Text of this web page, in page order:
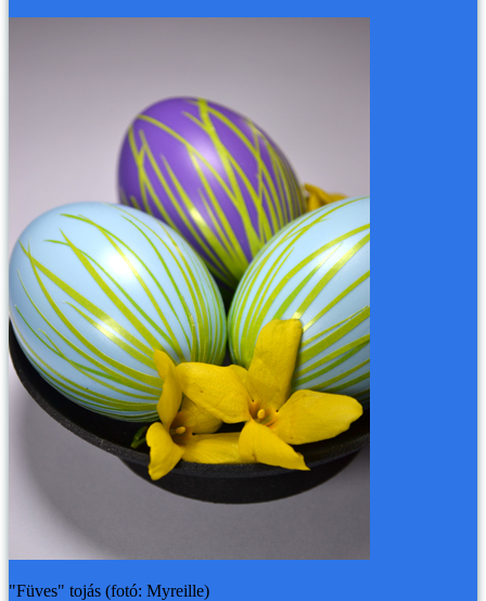
"Füves" tojás (fotó: Myreille)